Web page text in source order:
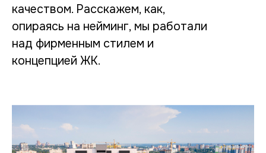
качеством. Расскажем, как,
опираясь на нейминг, мы работали
над фирменным стилем и
концепцией ЖК.